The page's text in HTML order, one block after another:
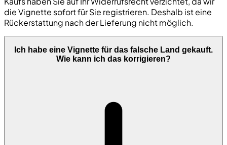
die Vignette sofort für Sie registrieren. Deshalb ist eine
Rückerstattung nach der Lieferung nicht möglich.
Ich habe eine Vignette für das falsche Land gekauft.
Wie kann ich das korrigieren?